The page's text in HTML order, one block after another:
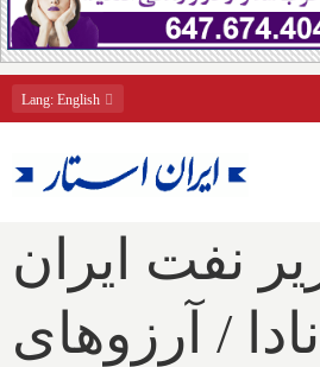
Lang: English
نفت ایران
/ آرزوهای